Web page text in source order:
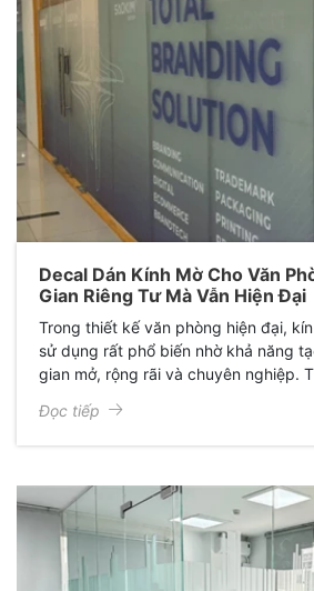
Decal Dán Kính Mờ Cho Văn
Gian Riêng Tư Mà Vẫn Hiện Đại
Trong thiết kế văn phòng hiện đại,
sử dụng rất phổ biến nhờ khả năng
gian mở, rộng rãi và chuyên nghiệp.
sáng chói và không gian đơn điệu.
dán kính mờ đã trở thành một giải
Đọc tiếp